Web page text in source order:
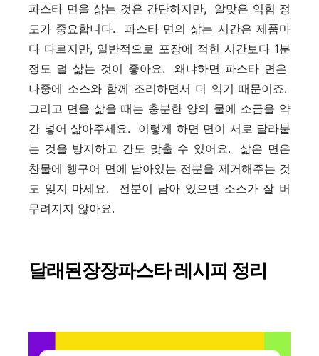
파스타 면을 삶는 것은 간단하지만, 알맞은 익힘 정
도가 중요합니다. 파스타 면의 삶는 시간은 제품마
다 다르지만, 일반적으로 포장에 적힌 시간보다 1분
정도 덜 삶는 것이 좋아요. 왜냐하면 파스타 면은
나중에 소스와 함께 조리하면서 더 익기 때문이죠.
그리고 면을 삶을 때는 충분한 양의 물에 소금을 약
간 넣어 삶아주세요. 이렇게 하면 면이 서로 달라붙
는 것을 방지하고 간도 맞출 수 있어요. 삶은 면은
찬물에 헹구어 면에 남아있는 전분을 제거해주는 것
도 잊지 마세요. 전분이 남아 있으면 소스가 잘 버
무려지지 않아요.
달래된장장파스타 레시피 정리